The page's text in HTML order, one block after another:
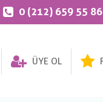
0 (212) 659 55 86
ÜYE OL